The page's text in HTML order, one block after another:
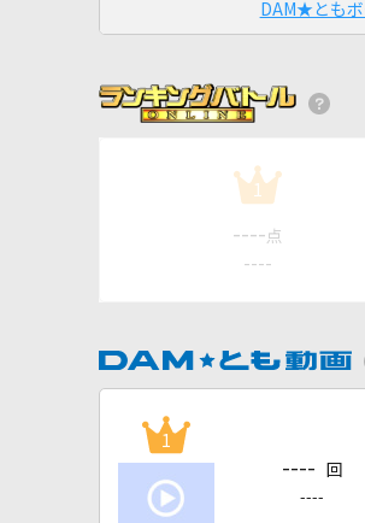
DAM★とも
1
---- 点
----
1
---- 回
----